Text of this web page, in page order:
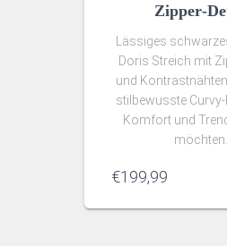
Lässiges
Doris Streich mit
und
stilbewusste
Komfort und
möchten.
€199,99